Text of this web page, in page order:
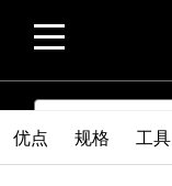
SEARCH
优点 规格 工具